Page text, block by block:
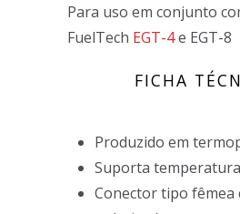
Para uso em conjunto
FuelTech EGT-4e EGT-8
FICHA
Produzido em
Suporta
Conector tipo fêmea